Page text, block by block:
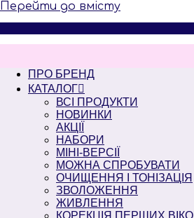
Перейти до вмісту
ПРО БРЕНД
КАТАЛОГ
ВСІ ПРОДУКТИ
НОВИНКИ
АКЦІЇ
НАБОРИ
МІНІ-ВЕРСІЇ
МОЖНА СПРОБУВАТИ
ОЧИЩЕННЯ І ТОНІЗАЦІЯ
ЗВОЛОЖЕННЯ
ЖИВЛЕННЯ